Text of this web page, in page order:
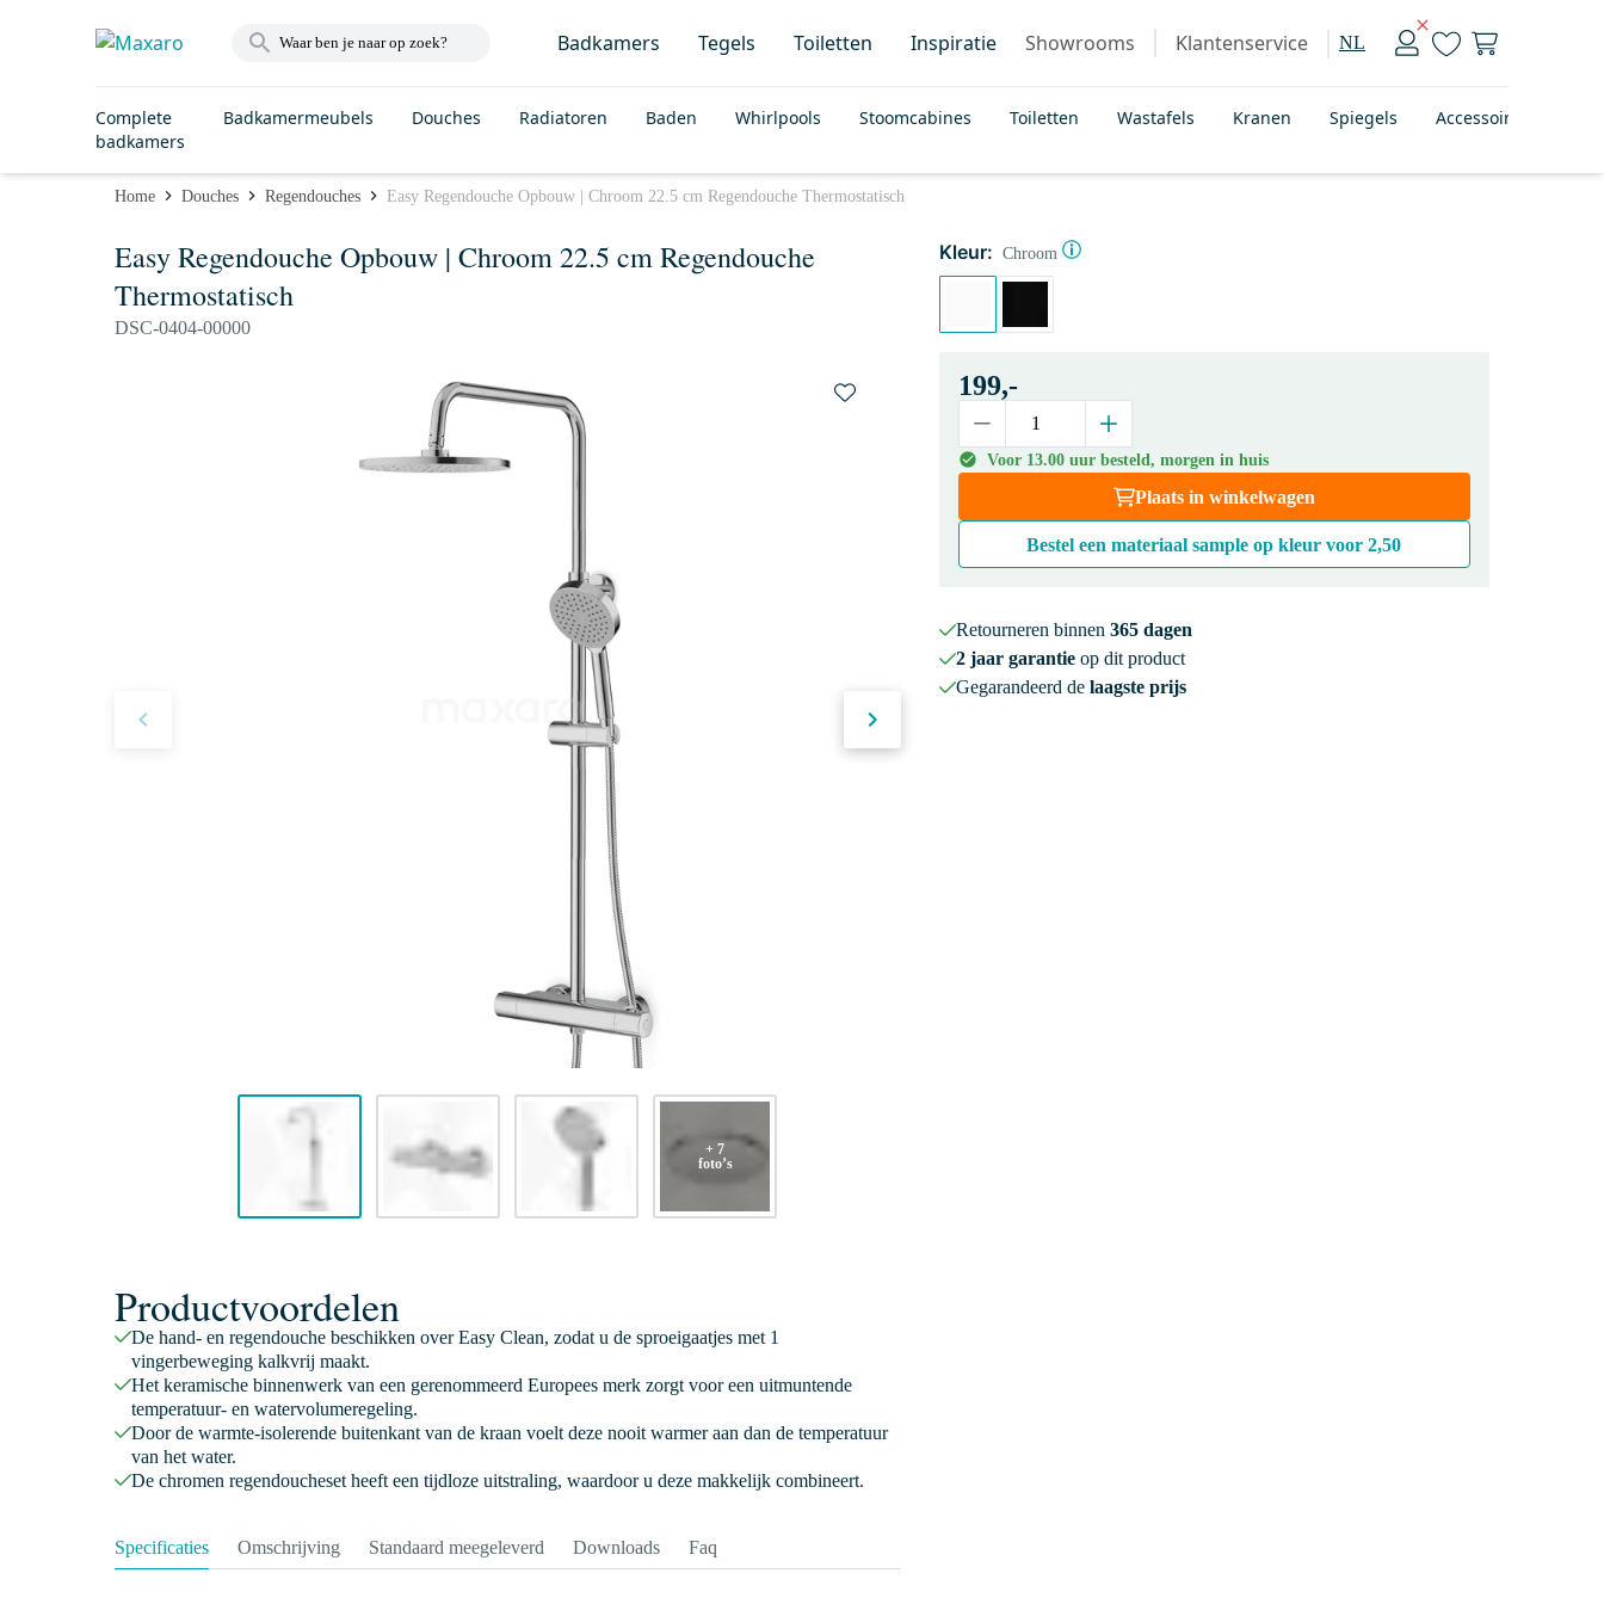
Badkamers Tegels Toiletten Inspiratie Showrooms Klantenservice NL
Complete
badkamers
Badkamermeubels Douches Radiatoren Baden Whirlpools Stoomcabines Toiletten Wastafels Kranen Spiegels Accessoires
Home Douches Regendouches Easy Regendouche Opbouw | Chroom 22.5 cm Regendouche Thermostatisch
Easy Regendouche Opbouw | Chroom 22.5 cm Regendouche
Thermostatisch
DSC-0404-00000
+ 7
foto’s
Kleur: Chroom
199,-
Voor 13.00 uur besteld, morgen in huis
Plaats in winkelwagen
Bestel een materiaal sample op kleur voor2,50
Retourneren binnen 365 dagen
2 jaar garantieop dit product
Gegarandeerd de laagste prijs
Productvoordelen
De hand- en regendouche beschikken over Easy Clean, zodat u de sproeigaatjes met 1
vingerbeweging kalkvrij maakt.
Het keramische binnenwerk van een gerenommeerd Europees merk zorgt voor een uitmuntende
temperatuur- en watervolumeregeling.
Door de warmte-isolerende buitenkant van de kraan voelt deze nooit warmer aan dan de temperatuur
van het water.
De chromen regendoucheset heeft een tijdloze uitstraling, waardoor u deze makkelijk combineert.
Specificaties Omschrijving Standaard meegeleverd Downloads Faq